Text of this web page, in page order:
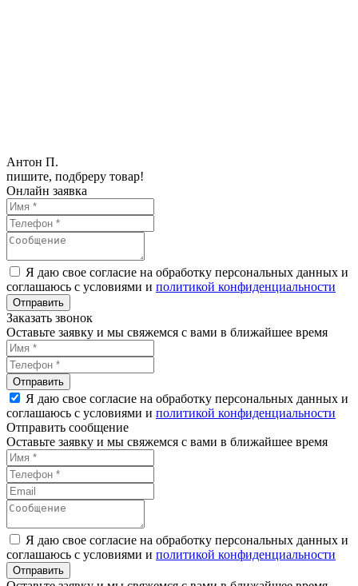
Антон П.
пишите, подбреру товар!
Онлайн заявка
Я даю свое согласие на обработку персональных данных и
соглашаюсь с условиями и политикой конфиденциальности
Заказать звонок
Оставьте заявку и мы свяжемся с вами в ближайшее время
Я даю свое согласие на обработку персональных данных и
соглашаюсь с условиями и политикой конфиденциальности
Отправить сообщение
Оставьте заявку и мы свяжемся с вами в ближайшее время
Я даю свое согласие на обработку персональных данных и
соглашаюсь с условиями и политикой конфиденциальности